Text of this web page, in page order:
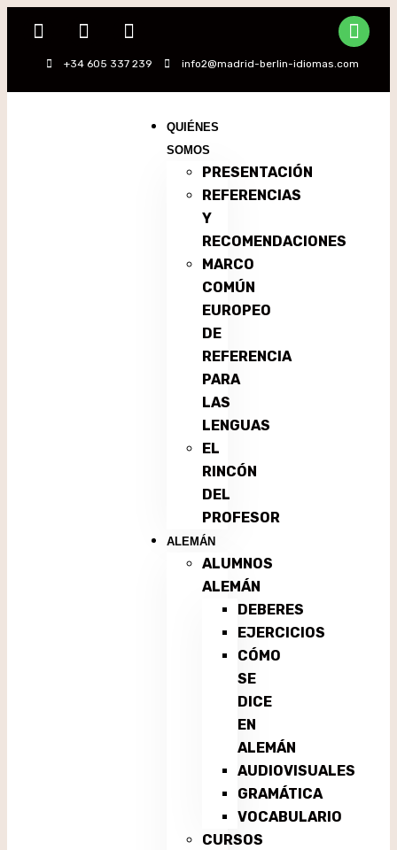
+34 605 337 239 info2@madrid-berlin-idiomas.com
QUIÉNES
SOMOS
PRESENTACIÓN
REFERENCIAS
Y
RECOMENDACIONES
MARCO
COMÚN
EUROPEO
DE
REFERENCIA
PARA
LAS
LENGUAS
EL
RINCÓN
DEL
PROFESOR
ALEMÁN
ALUMNOS
ALEMÁN
DEBERES
EJERCICIOS
CÓMO
SE
DICE
EN
ALEMÁN
AUDIOVISUALES
GRAMÁTICA
VOCABULARIO
CURSOS